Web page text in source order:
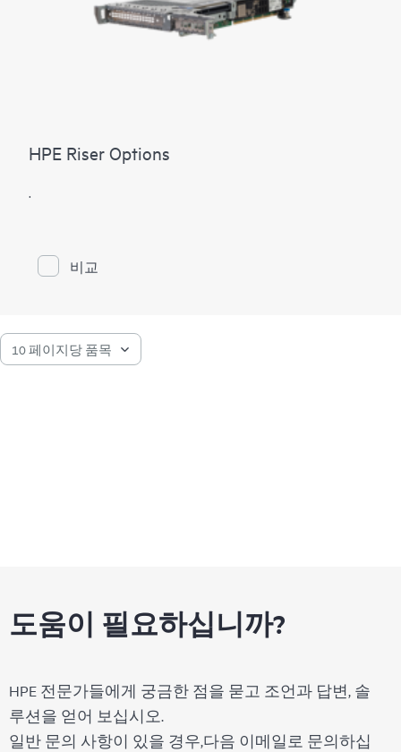
HPE Riser Options
비교
도움이 필요하십니까?
HPE 전문가들에게 궁금한 점을 묻고 조언과 답변, 솔
루션을 얻어 보십시오.
일반 문의 사항이 있을 경우,다음 이메일로 문의하십